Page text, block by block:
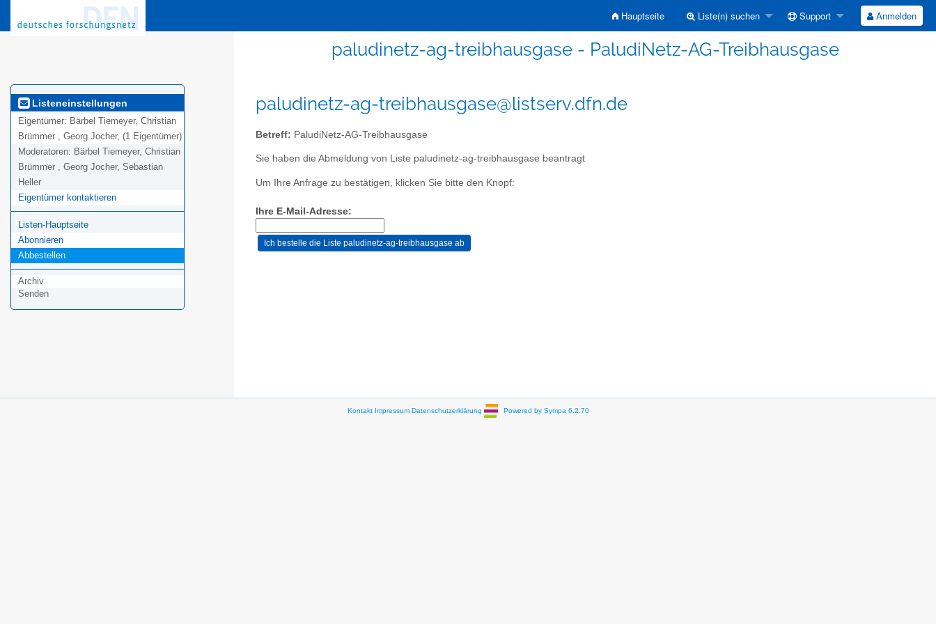
Hauptseite Liste(n) suchen Support Anmelden
paludinetz-ag-treibhausgase - PaludiNetz-AG-Treibhausgase
Listeneinstellungen
Eigentümer: Bärbel Tiemeyer, Christian
Brümmer , Georg Jocher, (1 Eigentümer)
Moderatoren: Bärbel Tiemeyer, Christian
Brümmer , Georg Jocher, Sebastian
Heller
Eigentümer kontaktieren
Listen-Hauptseite
Abonnieren
Abbestellen
Archiv
Senden
paludinetz-ag-treibhausgase@listserv.dfn.de
Betreff: PaludiNetz-AG-Treibhausgase
Sie haben die Abmeldung von Liste paludinetz-ag-treibhausgase beantragt
Um Ihre Anfrage zu bestätigen, klicken Sie bitte den Knopf:
Ihre E-Mail-Adresse:
Kontakt Impressum Datenschutzerklärung Powered by Sympa 6.2.70